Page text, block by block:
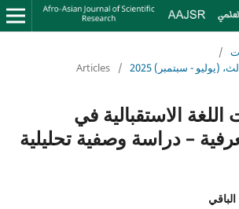
/
(يوليو - سبتمبر) 2025
/
Articles
الاستقبالية في
– دراسة وصفية تحليلية